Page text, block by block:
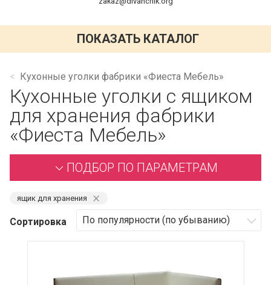
ПОКАЗАТЬ КАТАЛОГ
Кухонные уголки фабрики «Фиеста Мебель»
Кухонные уголки с ящиком
для хранения фабрики
«Фиеста Мебель»
ПОДБОР ПО ПАРАМЕТРАМ
ящик для хранения ⨯
Сортировка